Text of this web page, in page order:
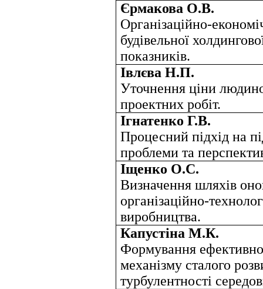
Єрмакова О.В.
Організаційно-
будівельної
показників.
Івлєва Н.П.
Уточнення ціни
проектних робіт.
Ігнатенко Г.В.
Процесний підхід на
проблеми та
Іщенко О.С.
Визначення шляхів
організаційно-
виробництва.
Капустіна М.К.
Формування
механізму сталого
турбулентності